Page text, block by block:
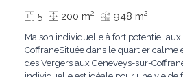
5 200 m2 948 m2
Maison individuelle à fort potentiel
CoffraneSituée dans le quartier calme
des Vergers aux Geneveys-sur-